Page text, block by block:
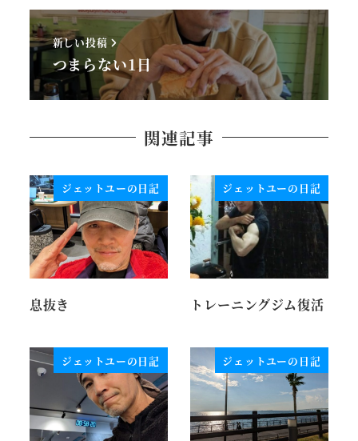
新しい投稿
つまらない1日
関連記事
ジェットユーの日記
息抜き
ジェットユーの日記
トレーニングジム復活
ジェットユーの日記 ジェットユーの日記